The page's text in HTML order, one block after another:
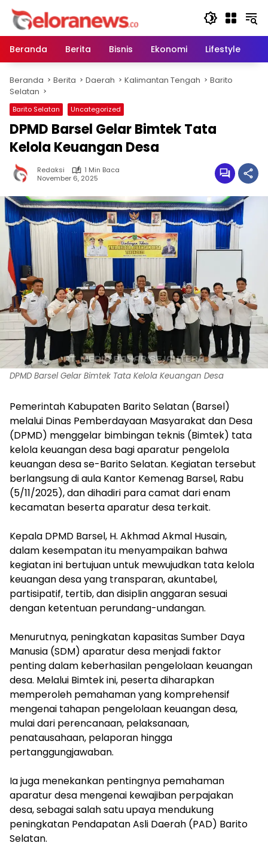
Langsung
konten
Beranda
Berita Bisnis Ekonomi Lifestyle
Beranda Berita Daerah Kalimantan Tengah
Barito
Selatan
Barito Selatan Uncategorized
DPMD Barsel Gelar Bimtek Tata
Kelola Keuangan Desa‎
Redaksi
1 Min Baca
November 6, 2025
DPMD Barsel Gelar Bimtek Tata Kelola Keuangan Desa‎
Pemerintah Kabupaten Barito Selatan (Barsel)
melalui Dinas Pemberdayaan Masyarakat dan Desa
(DPMD) menggelar bimbingan teknis (Bimtek) tata
kelola keuangan desa bagi aparatur pengelola
keuangan desa se-Barito Selatan. Kegiatan tersebut
berlangsung di aula Kantor Kemenag Barsel, Rabu
(5/11/2025), dan dihadiri para camat dari enam
kecamatan beserta aparatur desa terkait.
‎Kepala DPMD Barsel, H. Akhmad Akmal Husain,
dalam kesempatan itu menyampaikan bahwa
kegiatan ini bertujuan untuk mewujudkan tata kelola
keuangan desa yang transparan, akuntabel,
partisipatif, tertib, dan disiplin anggaran sesuai
dengan ketentuan perundang-undangan.
‎Menurutnya, peningkatan kapasitas Sumber Daya
Manusia (SDM) aparatur desa menjadi faktor
penting dalam keberhasilan pengelolaan keuangan
desa. Melalui Bimtek ini, peserta diharapkan
memperoleh pemahaman yang komprehensif
mengenai tahapan pengelolaan keuangan desa,
mulai dari perencanaan, pelaksanaan,
penatausahaan, pelaporan hingga
pertanggungjawaban.
‎Ia juga menekankan pentingnya pemahaman
aparatur desa mengenai kewajiban perpajakan
desa, sebagai salah satu upaya mendukung
peningkatan Pendapatan Asli Daerah (PAD) Barito
Selatan.